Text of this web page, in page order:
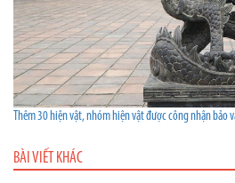
Thêm 30 hiện vật, nhóm hiện vật được công nhận bảo
BÀI VIẾT KHÁC